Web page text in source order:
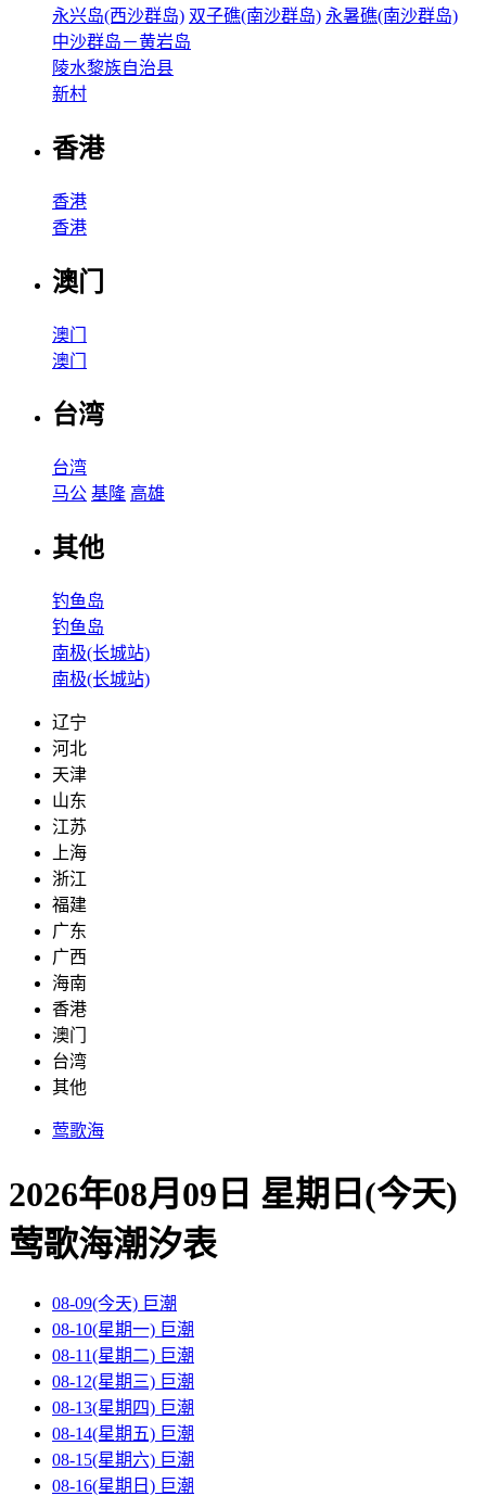
永兴岛(西沙群岛) 双子礁(南沙群岛) 永暑礁(南沙群岛)
中沙群岛－黄岩岛
陵水黎族自治县
新村
香港
香港
香港
澳门
澳门
澳门
台湾
台湾
马公 基隆 高雄
其他
钓鱼岛
钓鱼岛
南极(长城站)
南极(长城站)
辽宁
河北
天津
山东
江苏
上海
浙江
福建
广东
广西
海南
香港
澳门
台湾
其他
莺歌海
2026年08月09日 星期日(今天)
莺歌海潮汐表
08-09(今天) 巨潮
08-10(星期一) 巨潮
08-11(星期二) 巨潮
08-12(星期三) 巨潮
08-13(星期四) 巨潮
08-14(星期五) 巨潮
08-15(星期六) 巨潮
08-16(星期日) 巨潮